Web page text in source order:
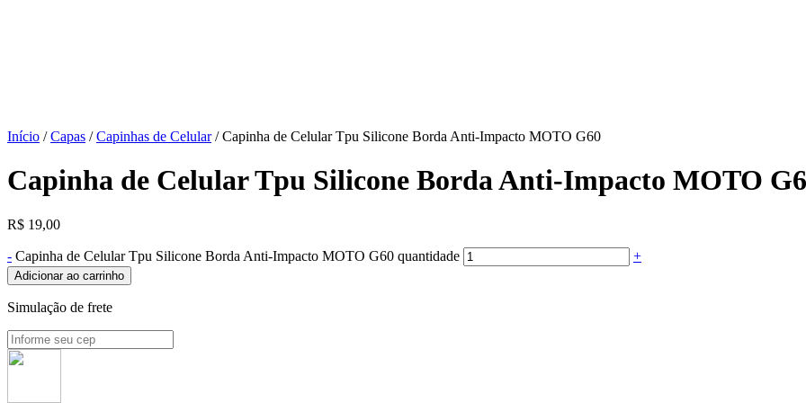
Início /Capas /Capinhas de Celular/ Capinha de Celular Tpu Silicone Borda Anti-Impacto MOTO G60
Capinha de Celular Tpu Silicone Borda Anti-Impacto MOTO
R$ 19,00
- Capinha de Celular Tpu Silicone Borda Anti-Impacto MOTO G60 quantidade +
Adicionar ao carrinho
Simulação de frete